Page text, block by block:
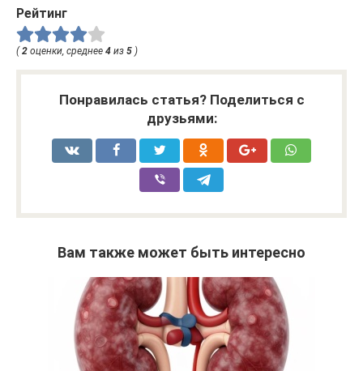
Рейтинг
( 2 оценки, среднее 4 из 5 )
Понравилась статья? Поделиться с
друзьями:
Вам также может быть интересно